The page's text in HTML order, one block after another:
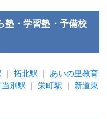
塾・学習塾・予備校
拓北駅
あいの里教育
別駅 栄町駅
新道東